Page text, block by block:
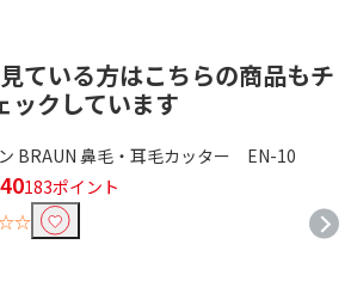
ている方はこちらの商品もチ
ックしています
BRAUN 鼻毛・耳毛カッター EN-10
183ポイント